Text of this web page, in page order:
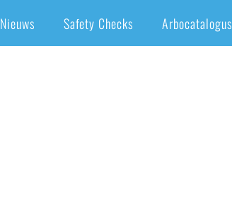
Nieuws Safety Checks Arbocatalogus